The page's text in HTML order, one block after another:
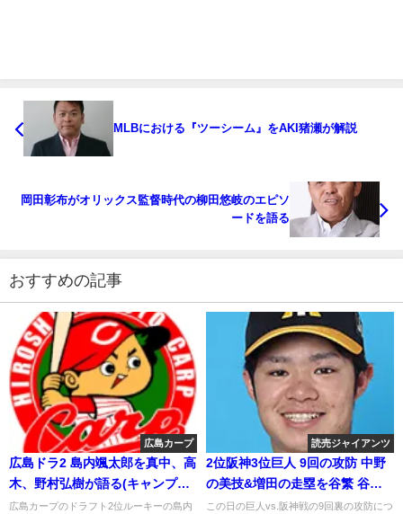
MLBにおける『ツーシーム』をAKI猪瀬が解説
岡田彰布がオリックス監督時代の柳田悠岐のエピソ
ードを語る
おすすめの記事
広島カープ
広島ドラ2 島内颯太郎を真中、高
木、野村弘樹が語る(キャンプ中
盤) 2019年2月18日
広島カープのドラフト2位ルーキーの島内
読売ジャイアンツ
2位阪神3位巨人 9回の攻防 中野
の美技&増田の走塁を谷繁 谷沢
野村が語る
この日の巨人vs.阪神戦の9回裏の攻防につ